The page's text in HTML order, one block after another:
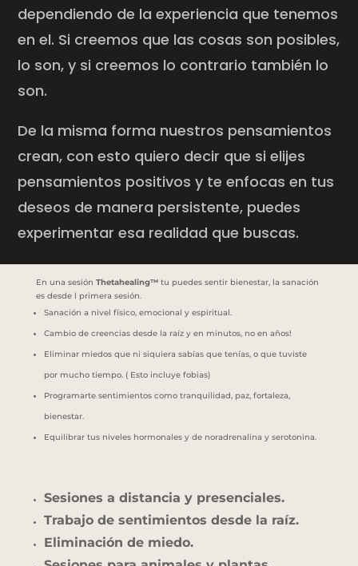
dependiendo de la experiencia que tenemos
en el. Si creemos que las cosas son posibles,
lo son, y si creemos lo contrario también lo
son.
De la misma forma nuestros pensamientos
crean, con esto quiero decir que si elijes
pensamientos positivos y te enfocas en tus
deseos de manera persistente, puedes
experimentar esa realidad que buscas.
En una sesión Thetahealing™tu puedes sentir bienestar, la sanación
es desde l primera sesión.
Sanación a nivel físico, emocional y espiritual.
Cambio de creencias desde la raíz y en minutos, no en años!
Eliminar miedos que ni siquiera sabías que tenías, o que tuviste
por mucho tiempo. ( Esto incluye fobias)
Programarte sentimientos como tranquilidad, paz, fortaleza,
bienestar.
Equilibrar tus niveles hormonales y de noradrenalina y serotonina.
Sesiones a distancia y presenciales.
Trabajo de sentimientos desde la raíz.
Eliminación de miedo.